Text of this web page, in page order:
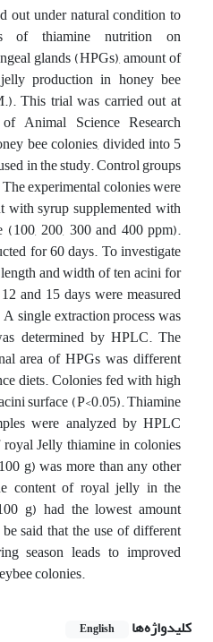
out under natural condition to
of thiamine nutrition on
glands (HPGs), amount of
production in honey bee
This trial was carried out at
Animal Science Research
bee colonies, divided into 5
in the study. Control groups
experimental colonies were
with syrup supplemented with
200, 300 and 400 ppm).
for 60 days. To investigate
and width of ten acini for
and 15 days were measured
single extraction process was
determined by HPLC. The
area of HPGs was different
diets. Colonies fed with high
surface (P<0.05). Thiamine
were analyzed by HPLC
Jelly thiamine in colonies
g) was more than any other
content of royal jelly in the
g) had the lowest amount
said that the use of different
season leads to improved
colonies.
کلیدواژه‌ها
English